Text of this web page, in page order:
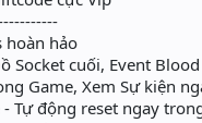
hoàn hảo
Socket cuối, Event
Game, Xem Sự kiện
Tự động reset ngay